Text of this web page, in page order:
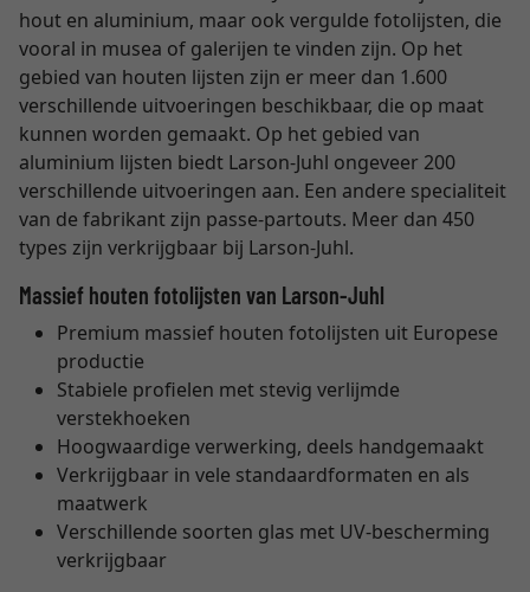
hout en aluminium, maar ook vergulde fotolijsten, die
vooral in musea of galerijen te vinden zijn. Op het
gebied van houten lijsten zijn er meer dan 1.600
verschillende uitvoeringen beschikbaar, die op maat
kunnen worden gemaakt. Op het gebied van
aluminium lijsten biedt Larson-Juhl ongeveer 200
verschillende uitvoeringen aan. Een andere specialiteit
van de fabrikant zijn passe-partouts. Meer dan 450
types zijn verkrijgbaar bij Larson-Juhl.
Massief houten fotolijsten van Larson-Juhl
Premium massief houten fotolijsten uit Europese
productie
Stabiele profielen met stevig verlijmde
verstekhoeken
Hoogwaardige verwerking, deels handgemaakt
Verkrijgbaar in vele standaardformaten en als
maatwerk
Verschillende soorten glas met UV-bescherming
verkrijgbaar